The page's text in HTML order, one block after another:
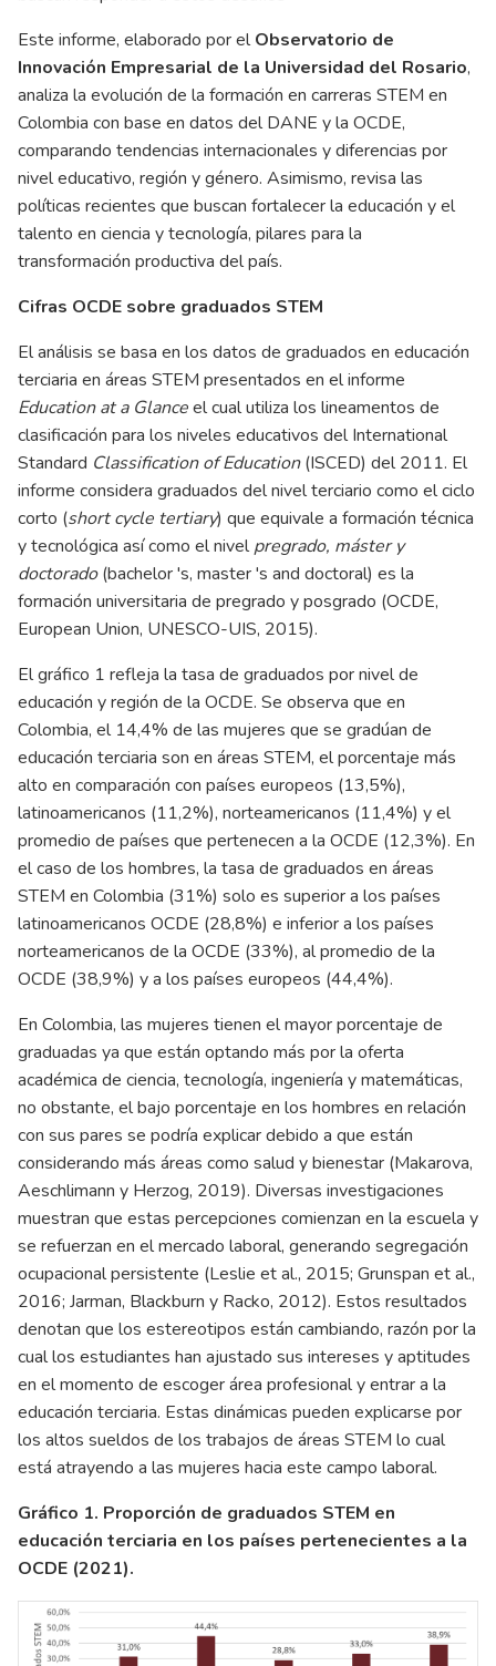
Este informe, elaborado por elObservatorio de
Innovación Empresarial de la Universidad del Rosario,
analiza la evolución de la formación en carreras STEM en
Colombia con base en datos del DANE y la OCDE,
comparando tendencias internacionales y diferencias por
nivel educativo, región y género. Asimismo, revisa las
políticas recientes que buscan fortalecer la educación y el
talento en ciencia y tecnología, pilares para la
transformación productiva del país.
Cifras OCDE sobre graduados STEM
El análisis se basa en los datos de graduados en educación
terciaria en áreas STEM presentados en el informe
Education at a Glanceel cual utiliza los lineamentos de
clasificación para los niveles educativos del International
Standard Classification of Education(ISCED) del 2011. El
informe considera graduados del nivel terciario como el ciclo
corto (short cycle tertiary) que equivale a formación técnica
y tecnológica así como el nivelpregrado, máster y
doctorado(bachelor 's, master 's and doctoral) es la
formación universitaria de pregrado y posgrado (OCDE,
European Union, UNESCO-UIS, 2015).
El gráfico 1 refleja la tasa de graduados por nivel de
educación y región de la OCDE. Se observa que en
Colombia, el 14,4% de las mujeres que se gradúan de
educación terciaria son en áreas STEM, el porcentaje más
alto en comparación con países europeos (13,5%),
latinoamericanos (11,2%), norteamericanos (11,4%) y el
promedio de países que pertenecen a la OCDE (12,3%). En
el caso de los hombres, la tasa de graduados en áreas
STEM en Colombia (31%) solo es superior a los países
latinoamericanos OCDE (28,8%) e inferior a los países
norteamericanos de la OCDE (33%), al promedio de la
OCDE (38,9%) y a los países europeos (44,4%).
En Colombia, las mujeres tienen el mayor porcentaje de
graduadas ya que están optando más por la oferta
académica de ciencia, tecnología, ingeniería y matemáticas,
no obstante, el bajo porcentaje en los hombres en relación
con sus pares se podría explicar debido a que están
considerando más áreas como salud y bienestar (Makarova,
Aeschlimann y Herzog, 2019). Diversas investigaciones
muestran que estas percepciones comienzan en la escuela y
se refuerzan en el mercado laboral, generando segregación
ocupacional persistente (Leslie et al., 2015; Grunspan et al.,
2016; Jarman, Blackburn y Racko, 2012). Estos resultados
denotan que los estereotipos están cambiando, razón por la
cual los estudiantes han ajustado sus intereses y aptitudes
en el momento de escoger área profesional y entrar a la
educación terciaria. Estas dinámicas pueden explicarse por
los altos sueldos de los trabajos de áreas STEM lo cual
está atrayendo a las mujeres hacia este campo laboral.
Gráfico 1. Proporción de graduados STEM en
educación terciaria en los países pertenecientes a la
OCDE (2021).